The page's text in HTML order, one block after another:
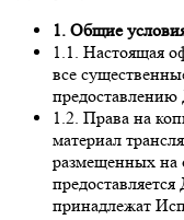
1. Общие
1.1. Настоящая
все
предоставлению
1.2. Права на
материал
размещенных на
принадлежат